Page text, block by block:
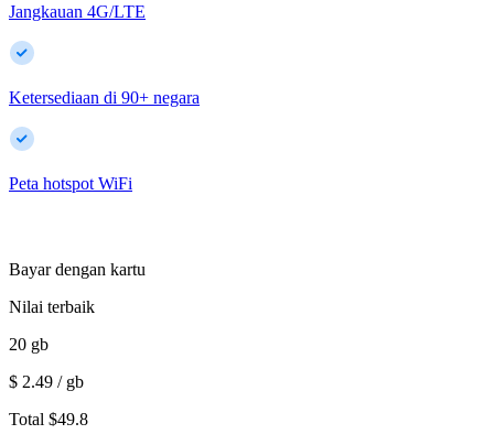
Jangkauan 4G/LTE
Ketersediaan di 90+ negara
Peta hotspot WiFi
Bayar dengan kartu
Nilai terbaik
20 gb
$ 2.49 / gb
Total $49.8